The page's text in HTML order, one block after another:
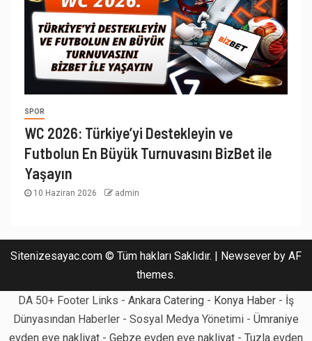
SPOR
WC 2026: Türkiye’yi Destekleyin ve
Futbolun En Büyük Turnuvasını BizBet ile
Yaşayın
10 Haziran 2026 admin
Sitenizesayac.com © Tüm hakları Saklıdır. | Newsever by AF
themes.
DA 50+ Footer Links - Ankara Catering - Konya Haber - İş
Dünyasından Haberler - Sosyal Medya Yönetimi - Ümraniye
evden eve nakliyat - Gebze evden eve nakliyat - Tuzla evden